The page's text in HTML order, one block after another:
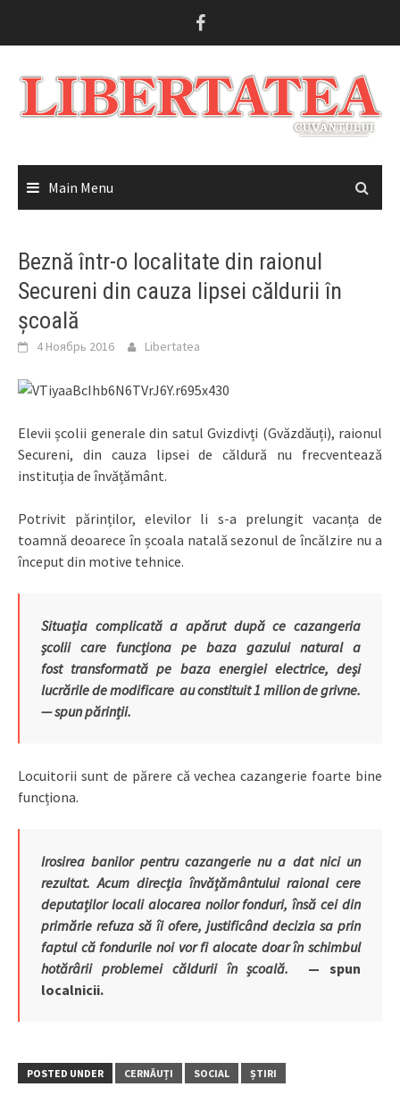
Main Menu
Beznă într-o localitate din raionul
Secureni din cauza lipsei căldurii în
școală
4 Ноябрь 2016 Libertatea
Elevii școlii generale din satul Gvizdivți (Gvăzdăuți), raionul
Secureni, din cauza lipsei de căldură nu frecventează
instituția de învățământ.
Potrivit părinților, elevilor li s-a prelungit vacanța de
toamnă deoarece în școala natală sezonul de încălzire nu a
început din motive tehnice.
Situația complicată a apărut după ce cazangeria
școlii care funcționa pe baza gazului natural a
fost transformată pe baza energiei electrice, deși
lucrările de modificare au constituit 1 milion de grivne.
— spun părinții.
Locuitorii sunt de părere că vechea cazangerie foarte bine
funcționa.
Irosirea banilor pentru cazangerie nu a dat nici un
rezultat. Acum direcția învățământului raional cere
deputaților locali alocarea noilor fonduri, însă cei din
primărie refuza să îi ofere, justificând decizia sa prin
faptul că fondurile noi vor fi alocate doar în schimbul
hotărârii problemei căldurii în școală. — spun
localnicii.
POSTED UNDER CERNĂUȚI SOCIAL ȘTIRI